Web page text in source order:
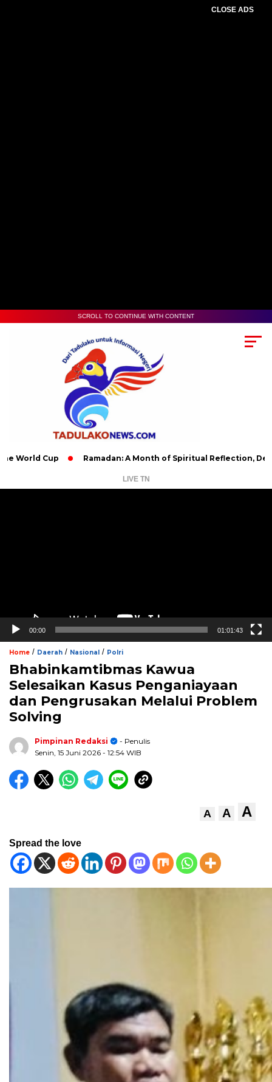
CLOSE ADS
SCROLL TO CONTINUE WITH CONTENT
Cup Ramadan: A Month of Spiritual Reflection, Devotion,
LIVE TN
00:00 01:01:43
Home / Daerah / Nasional / Polri
Bhabinkamtibmas Kawua
Selesaikan Kasus Penganiayaan
dan Pengrusakan Melalui Problem
Solving
Pimpinan Redaksi
- Penulis
Senin, 15 Juni 2026 - 12:54 WIB
A A A
Spread the love